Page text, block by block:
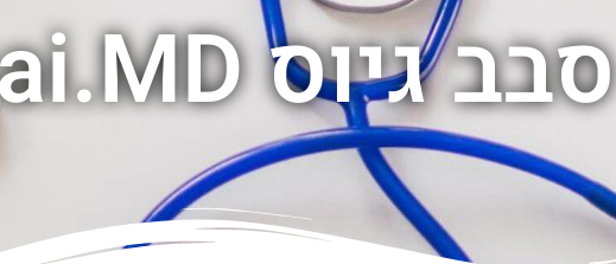
סבב גיוס quai.MD